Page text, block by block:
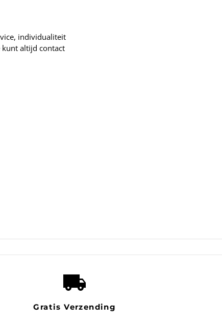
individualiteit
kunt altijd contact
local_shipping
Gratis Verzending